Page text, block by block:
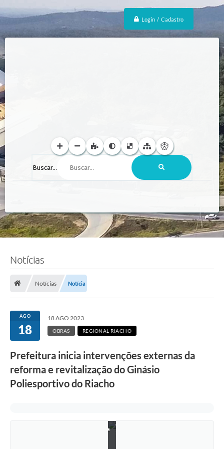
Login / Cadastro
Buscar...
Notícias
Notícias Notícia
AGO
18
18 AGO 2023
OBRAS REGIONAL RIACHO
Prefeitura inicia intervenções externas da
reforma e revitalização do Ginásio
Poliesportivo do Riacho
o